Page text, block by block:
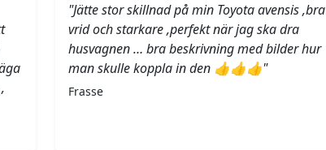
"Jätte stor skillnad på min Toyota avensis ,bra
vrid och starkare ,perfekt när jag ska dra
husvagnen … bra beskrivning med bilder hur
man skulle koppla in den 👍👍👍"
Frasse